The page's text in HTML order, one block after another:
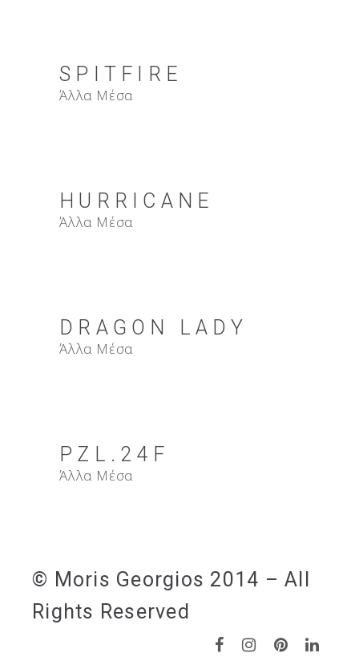
SPITFIRE
Άλλα Μέσα
HURRICANE
Άλλα Μέσα
DRAGON LADY
Άλλα Μέσα
PZL.24F
Άλλα Μέσα
© Moris Georgios 2014 – All
Rights Reserved